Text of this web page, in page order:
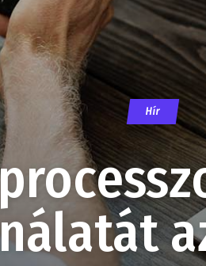
Hír